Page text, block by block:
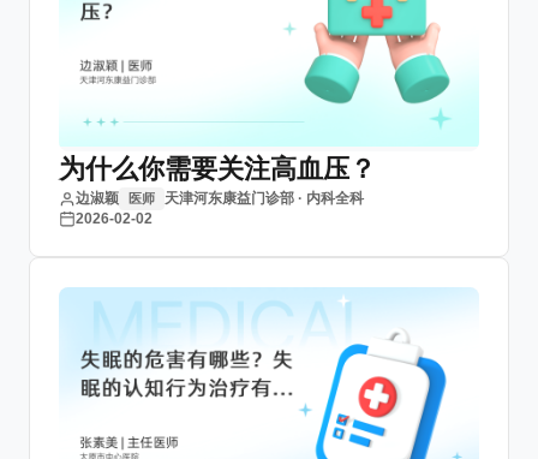
为什么你需要关注高血压？
边淑颖 医师
天津河东康益门诊部 · 内科全科
2026-02-02